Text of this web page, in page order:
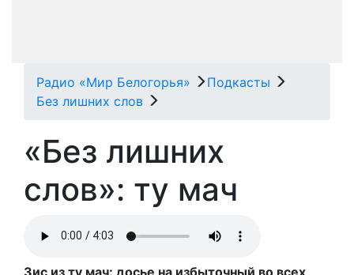
Радио «Мир Белогорья»
Подкасты
Без лишних слов
«Без лишних
слов»: ту мач
Зис из ту мач: досье на избыточный во всех